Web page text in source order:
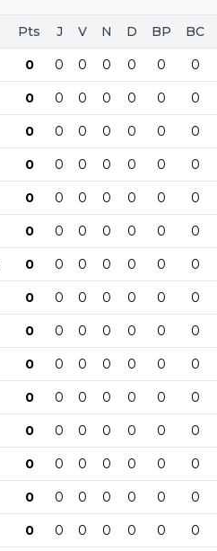
Pts J V N D BP BC
0 0 0 0 0 0 0
0 0 0 0 0 0 0
0 0 0 0 0 0 0
0 0 0 0 0 0 0
0 0 0 0 0 0 0
0 0 0 0 0 0 0
0 0 0 0 0 0 0
0 0 0 0 0 0 0
0 0 0 0 0 0 0
0 0 0 0 0 0 0
0 0 0 0 0 0 0
0 0 0 0 0 0 0
0 0 0 0 0 0 0
0 0 0 0 0 0 0
0 0 0 0 0 0 0